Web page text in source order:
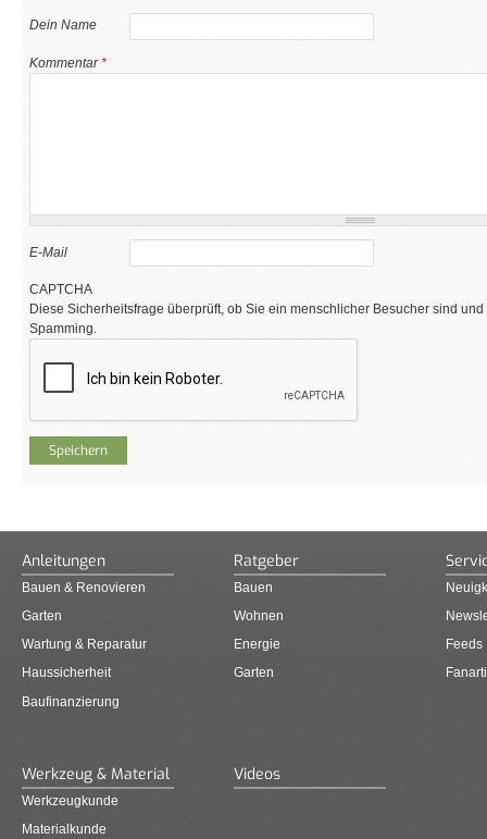
Dein Name
Kommentar*
E-Mail
CAPTCHA
Diese Sicherheitsfrage überprüft, ob Sie ein menschlicher Besucher sind
Spamming.
Anleitungen
Bauen & Renovieren
Garten
Wartung & Reparatur
Haussicherheit
Baufinanzierung
Ratgeber
Bauen
Wohnen
Energie
Garten
Feeds
Werkzeug & Material
Werkzeugkunde
Materialkunde
Videos